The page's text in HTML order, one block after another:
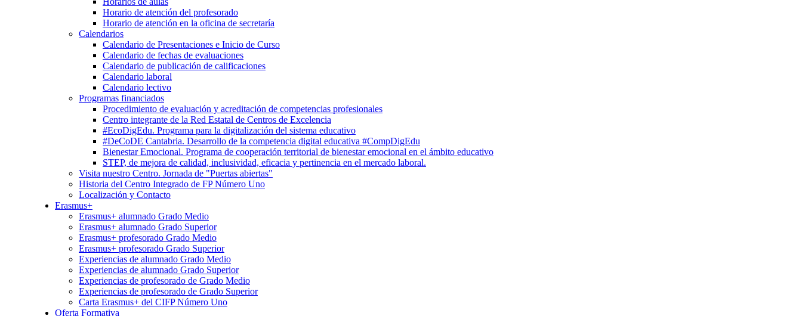
Horario de atención del profesorado
Horario de atención en la oficina de secretaría
Calendarios
Calendario de Presentaciones e Inicio de Curso
Calendario de fechas de evaluaciones
Calendario de publicación de calificaciones
Calendario laboral
Calendario lectivo
Programas financiados
Procedimiento de evaluación y acreditación de competencias profesionales
Centro integrante de la Red Estatal de Centros de Excelencia
#EcoDigEdu. Programa para la digitalización del sistema educativo
#DeCoDE Cantabria. Desarrollo de la competencia digital educativa #CompDigEdu
Bienestar Emocional. Programa de cooperación territorial de bienestar emocional en el ámbito educativo
STEP, de mejora de calidad, inclusividad, eficacia y pertinencia en el mercado laboral.
Visita nuestro Centro. Jornada de "Puertas abiertas"
Historia del Centro Integrado de FP Número Uno
Localización y Contacto
Erasmus+
Erasmus+ alumnado Grado Medio
Erasmus+ alumnado Grado Superior
Erasmus+ profesorado Grado Medio
Erasmus+ profesorado Grado Superior
Experiencias de alumnado Grado Medio
Experiencias de alumnado Grado Superior
Experiencias de profesorado de Grado Medio
Experiencias de profesorado de Grado Superior
Carta Erasmus+ del CIFP Número Uno
Oferta Formativa